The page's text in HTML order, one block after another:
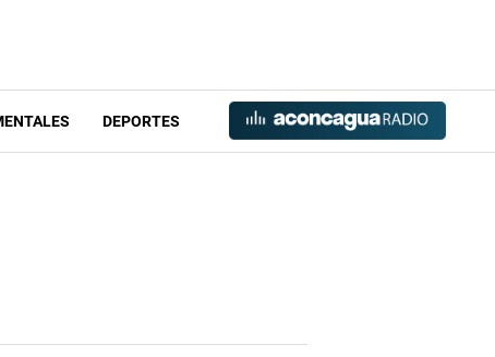
DEPORTES